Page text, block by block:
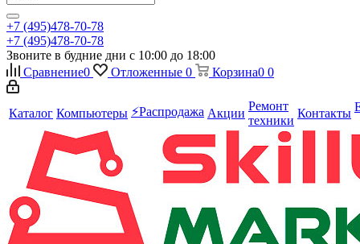
+7 (495)478-70-78
+7 (495)478-70-78
Звоните в будние дни с 10:00 до 18:00
Сравнение0 Отложенные 0 Корзина0 0
Каталог Компьютеры ⚡️Распродажа Акции
Ремонт
техники
Контакты